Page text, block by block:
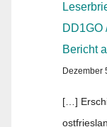
DD1GO
Bericht
Dezember
[…]